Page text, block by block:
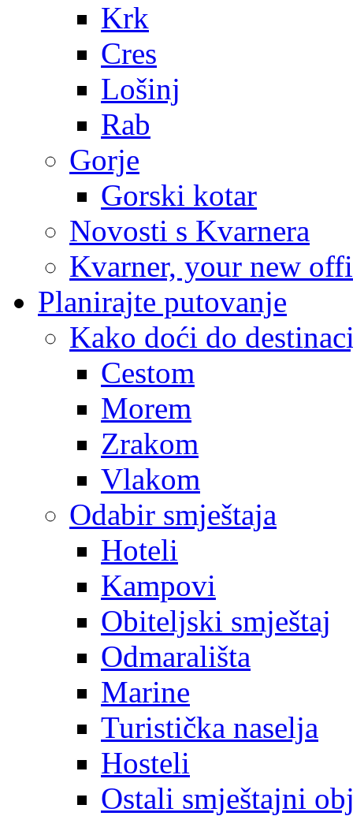
Krk
Cres
Lošinj
Rab
Gorje
Gorski kotar
Novosti s Kvarnera
Kvarner, your new
Planirajte putovanje
Kako doći do
Cestom
Morem
Zrakom
Vlakom
Odabir smještaja
Hoteli
Kampovi
Obiteljski smještaj
Odmarališta
Marine
Turistička naselja
Hosteli
Ostali smještajni